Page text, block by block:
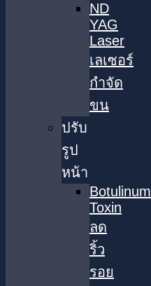
ND
YAG
Laser
เลเซอร์
กำจัด
ขน
ปรับ
รูป
หน้า
Botulinum
Toxin
ลด
ริ้ว
รอย